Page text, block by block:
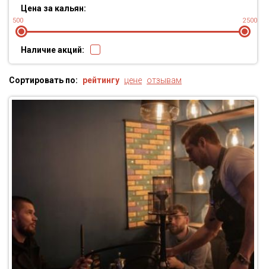
Цена за кальян:
500 2500
Наличие акций:
Сортировать по: рейтингу цене отзывам